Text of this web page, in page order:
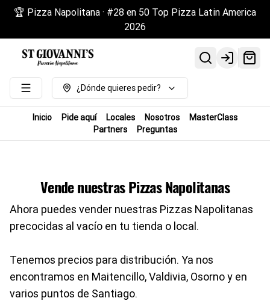
🏆 Pizza Napolitana · #28 en 50 Top Pizza Latin America
2026
Login
¿Dónde quieres pedir?
Inicio Pide aquí Locales Nosotros
MasterClass
Partners
Preguntas
Vende nuestras Pizzas Napolitanas
Ahora puedes vender nuestras Pizzas Napolitanas
precocidas al vacío en tu tienda o local.
Tenemos precios para distribución. Ya nos
encontramos en Maitencillo, Valdivia, Osorno y en
varios puntos de Santiago.